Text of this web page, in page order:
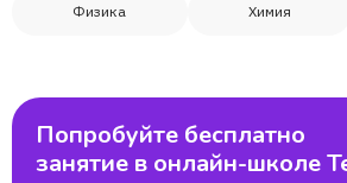
Физика Химия
Попробуйте бесплатно
занятие в онлайн-школе